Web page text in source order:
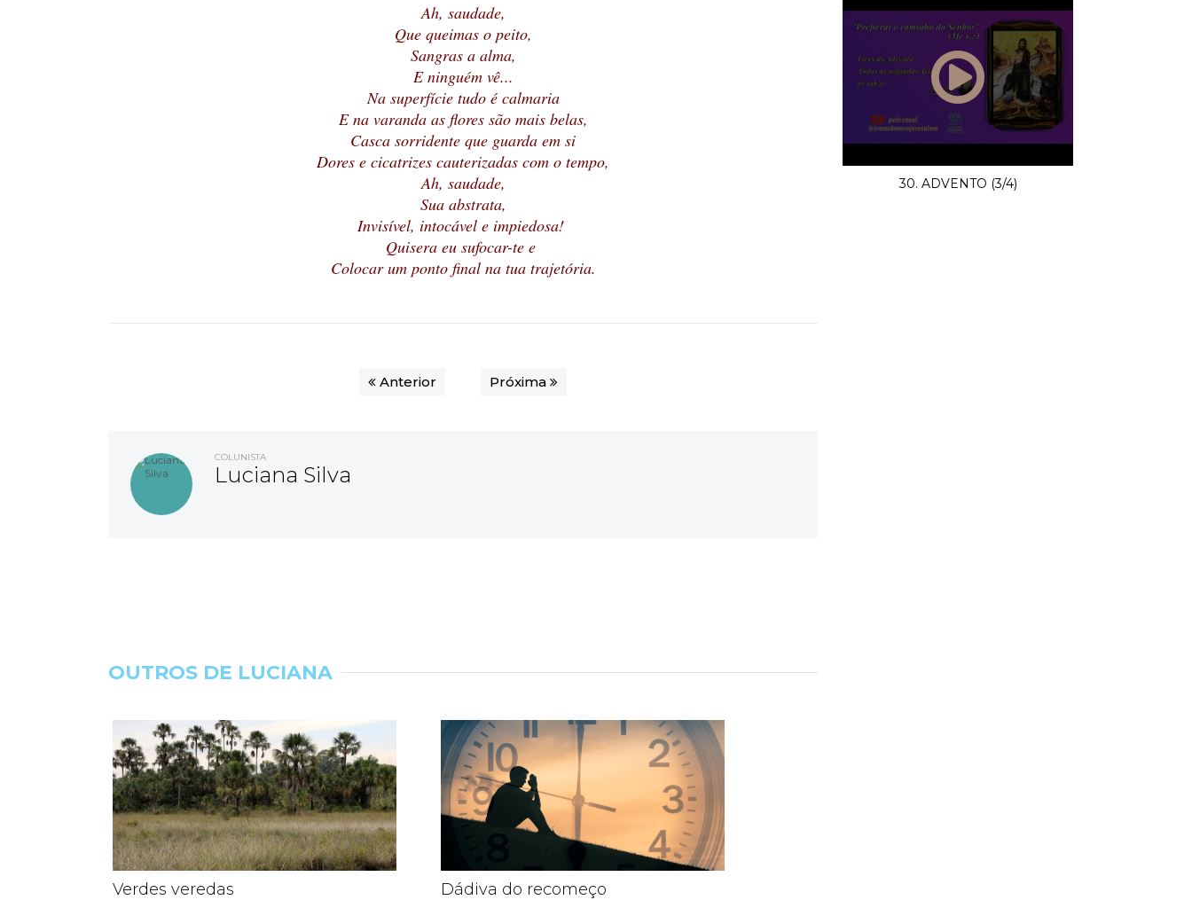
Ah, saudade,
Que queimas o peito,
Sangras a alma,
E ninguém vê...
Na superfície tudo é calmaria
E na varanda as flores são mais belas,
Casca sorridente que guarda em si
Dores e cicatrizes cauterizadas com o tempo,
Ah, saudade,
Sua abstrata,
Invisível, intocável e impiedosa!
Quisera eu sufocar-te e
Colocar um ponto final na tua trajetória.
Anterior Próxima
COLUNISTA
Luciana Silva
OUTROS DE LUCIANA
Verdes veredas Dádiva do recomeço
30. ADVENTO (3/4)